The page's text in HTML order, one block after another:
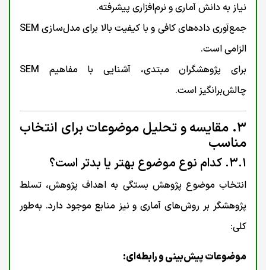
نیاز به دانش آماری و نرم‌افزاری پیشرفته.
جمع‌آوری داده‌های کافی و با کیفیت بالا برای مدل‌سازی SEM
الزامی است.
برای پژوهشگران مبتدی، آشنایی با مفاهیم SEM
چالش‌برانگیز است.
۳. مقایسه و تحلیل موضوعات برای انتخاب
مناسب
۳.۱. کدام نوع موضوع بهتر یا بدتر است؟
انتخاب موضوع پژوهش بستگی به اهداف پژوهش، تسلط
پژوهشگر بر روش‌های آماری و نیز منابع موجود دارد. به‌طور
کلی:
موضوعات پیش‌بینی و رابطه‌ای: